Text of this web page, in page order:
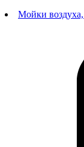
Мойки